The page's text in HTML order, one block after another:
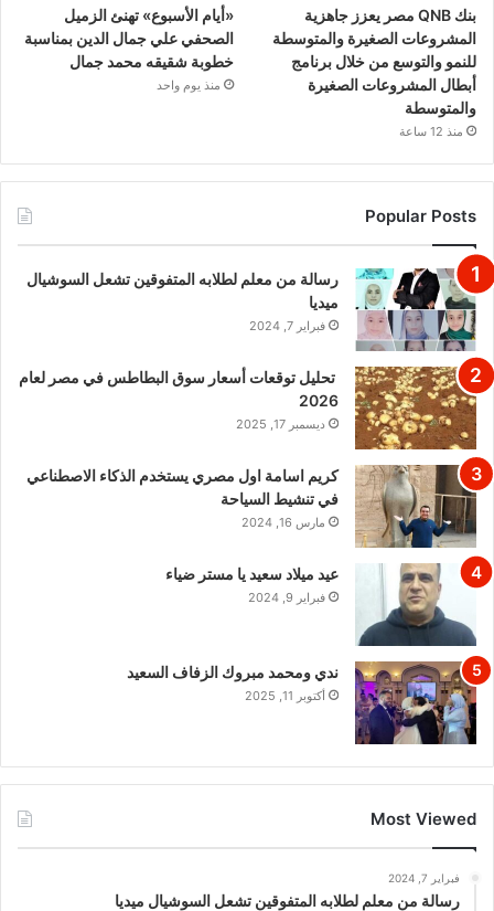
بنك QNB مصر يعزز جاهزية
المشروعات الصغيرة والمتوسطة
للنمو والتوسع من خلال برنامج
أبطال المشروعات الصغيرة
والمتوسطة
منذ 12 ساعة
«أيام الأسبوع» تهنئ الزميل
الصحفي علي جمال الدين بمناسبة
خطوبة شقيقه محمد جمال
منذ يوم واحد
Popular Posts
رسالة من معلم لطلابه المتفوقين تشعل السوشيال
ميديا
فبراير 7, 2024
تحليل توقعات أسعار سوق البطاطس في مصر لعام
2026
ديسمبر 17, 2025
كريم اسامة اول مصري يستخدم الذكاء الاصطناعي
في تنشيط السياحة
مارس 16, 2024
عيد ميلاد سعيد يا مستر ضياء
فبراير 9, 2024
ندي ومحمد مبروك الزفاف السعيد
أكتوبر 11, 2025
Most Viewed
فبراير 7, 2024
رسالة من معلم لطلابه المتفوقين تشعل السوشيال ميديا